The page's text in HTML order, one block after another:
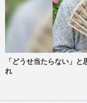
「どうせ当たらない」
れ